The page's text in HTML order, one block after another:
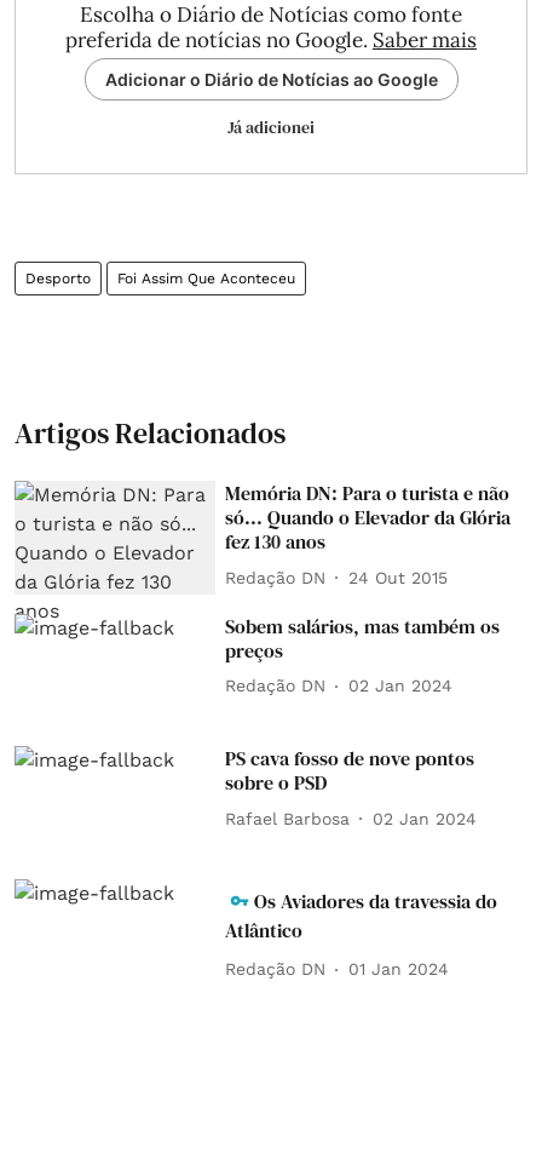
Escolha o Diário de Notícias como fonte
preferida de notícias no Google. Saber mais
Adicionar o Diário de Notícias ao Google
Já adicionei
Desporto Foi Assim Que Aconteceu
Artigos Relacionados
Memória DN: Para o turista e não
só... Quando o Elevador da Glória
fez 130 anos
Redação DN 24 Out 2015
Sobem salários, mas também os
preços
Redação DN 02 Jan 2024
PS cava fosso de nove pontos
sobre o PSD
Rafael Barbosa 02 Jan 2024
Os Aviadores da travessia do
Atlântico
Redação DN 01 Jan 2024